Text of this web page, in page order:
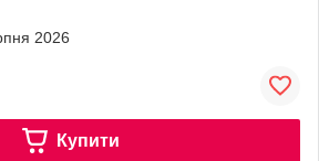
2026
Купити